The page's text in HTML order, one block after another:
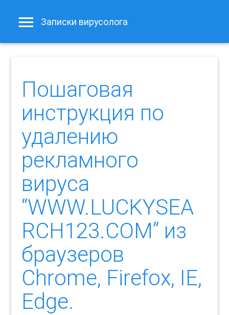
Записки вирусолога
Пошаговая
инструкция по
удалению
рекламного
вируса
“WWW.LUCKYSEA
RCH123.COM” из
браузеров
Chrome, Firefox, IE,
Edge.